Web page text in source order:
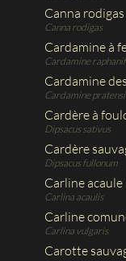
Canna rodigas
Canna rodigas
Cardamine à
Cardamine
Cardamine
Cardamine
Cardère à
Dipsacus sativus
Cardère
Dipsacus fullonum
Carline acaule
Carlina acaulis
Carline
Carlina vulgaris
Carotte